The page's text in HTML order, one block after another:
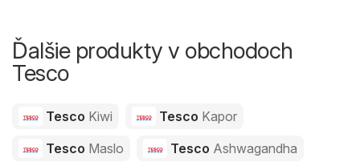
Ďalšie produkty v obchodoch
Tesco
Tesco Kiwi Tesco Kapor
Tesco Maslo Tesco Ashwagandha